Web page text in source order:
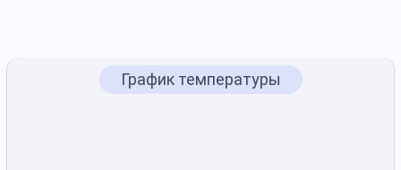
График температуры